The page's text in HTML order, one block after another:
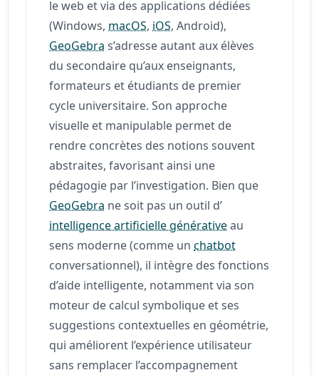
le web et via des applications dédiées
(Windows, macOS, iOS, Android),
GeoGebra s’adresse autant aux élèves
du secondaire qu’aux enseignants,
formateurs et étudiants de premier
cycle universitaire. Son approche
visuelle et manipulable permet de
rendre concrètes des notions souvent
abstraites, favorisant ainsi une
pédagogie par l’investigation. Bien que
GeoGebra ne soit pas un outil d’
intelligence artificielle générativeau
sens moderne (comme unchatbot
conversationnel), il intègre des fonctions
d’aide intelligente, notamment via son
moteur de calcul symbolique et ses
suggestions contextuelles en géométrie,
qui améliorent l’expérience utilisateur
sans remplacer l’accompagnement